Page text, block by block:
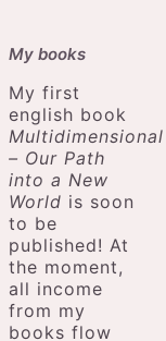
My books
My first
english book
Multidimensional
– Our Path
into a New
World is soon
to be
published! At
the moment,
all income
from my
books flow